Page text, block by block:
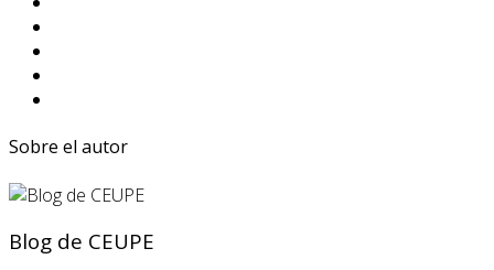
Sobre el autor
Blog de CEUPE